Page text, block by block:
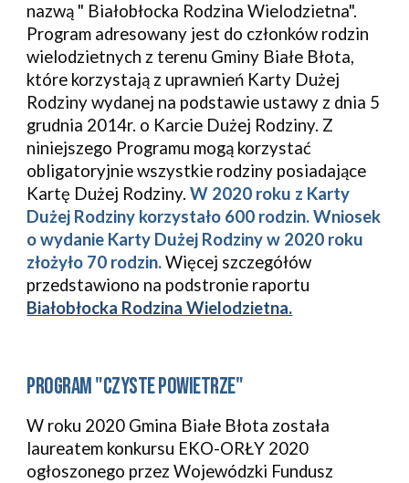
nazwą " Białobłocka Rodzina Wielodzietna".
Program adresowany jest do członków rodzin
wielodzietnych z terenu Gminy Białe Błota,
które korzystają z uprawnień Karty Dużej
Rodziny wydanej na podstawie ustawy z dnia 5
grudnia 2014r. o Karcie Dużej Rodziny. Z
niniejszego Programu mogą korzystać
obligatoryjnie wszystkie rodziny posiadające
Kartę Dużej Rodziny. W 2020 roku z Karty
Dużej Rodziny korzystało 600 rodzin. Wniosek
o wydanie Karty Dużej Rodziny w 2020 roku
złożyło 70 rodzin. Więcej szczegółów
Białobłocka Rodzina Wielodzietna.
PROGRAM "CZYSTE POWIETRZE"
W roku 2020 Gmina Białe Błota została
laureatem konkursu EKO-ORŁY 2020
ogłoszonego przez Wojewódzki Fundusz